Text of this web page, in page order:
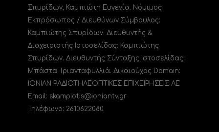
Σπυρίδων, Καμπιώτη Ευγενία. Νόμιμος
Εκπρόσωπος / Διευθύνων Σύμβουλος:
Καμπιώτης Σπυρίδων. Διευθυντής &
Διαχειριστής Ιστοσελίδας: Καμπιώτης
Σπυρίδων. Διευθυντής Σύνταξης Ιστοσελίδας:
Μπάστα Τριανταφυλλιά. Δικαιούχος Domain:
ΙΟΝΙΑΝ ΡΑΔΙΟΤΗΛΕΟΠΤΙΚΕΣ ΕΠΙΧΕΙΡΗΣΕΙΣ ΑΕ
Email: skampiotis@ioniantv.gr
Τηλέφωνο: 2610622080.